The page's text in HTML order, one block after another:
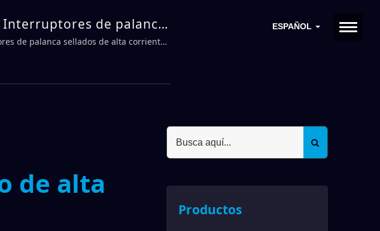
ESPAÑOL
de palanca
de palanca sellados de alta corriente
de alta
Productos